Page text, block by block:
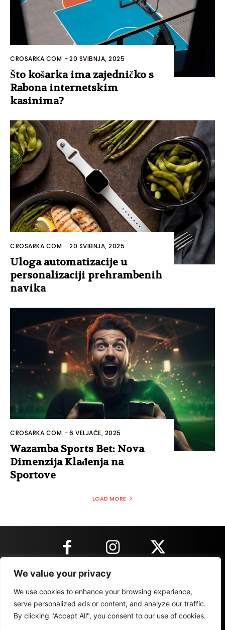
We value your privacy
We use cookies to enhance your browsing experience,
serve personalized ads or content, and analyze our traffic.
By clicking "Accept All", you consent to our use of cookies.
CROSARKA.COM -20 SVIBNJA, 2025
Što košarka ima zajedničko s
Rabona internetskim
kasinima?
CROSARKA.COM -20 SVIBNJA, 2025
Uloga automatizacije u
personalizaciji prehrambenih
navika
CROSARKA.COM -6 VELJAČE, 2025
Wazamba Sports Bet: Nova
Dimenzija Klađenja na
Sportove
LOAD MORE
KONTAKT INFORMACIJE
IMPRESSUM MARKETING REZULTATI